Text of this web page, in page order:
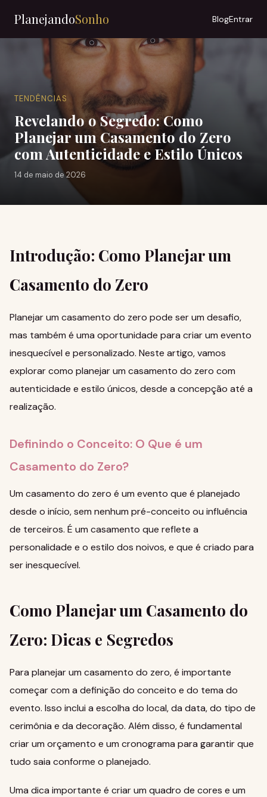
PlanejandoSonho BlogEntrar
TENDÊNCIAS
Revelando o Segredo: Como
Planejar um Casamento do Zero
com Autenticidade e Estilo Únicos
14 de maio de 2026
Introdução: Como Planejar um
Casamento do Zero
Planejar um casamento do zero pode ser um desafio,
mas também é uma oportunidade para criar um evento
inesquecível e personalizado. Neste artigo, vamos
explorar como planejar um casamento do zero com
autenticidade e estilo únicos, desde a concepção até a
realização.
Definindo o Conceito: O Que é um
Casamento do Zero?
Um casamento do zero é um evento que é planejado
desde o início, sem nenhum pré-conceito ou influência
de terceiros. É um casamento que reflete a
personalidade e o estilo dos noivos, e que é criado para
ser inesquecível.
Como Planejar um Casamento do
Zero: Dicas e Segredos
Para planejar um casamento do zero, é importante
começar com a definição do conceito e do tema do
evento. Isso inclui a escolha do local, da data, do tipo de
cerimônia e da decoração. Além disso, é fundamental
criar um orçamento e um cronograma para garantir que
tudo saia conforme o planejado.
Uma dica importante é criar um quadro de cores e um